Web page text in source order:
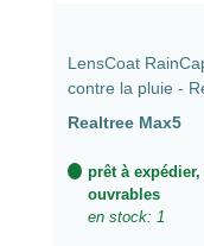
LensCoat
contre la pluie -
Realtree Max5
prêt à
ouvrables
en stock: 1